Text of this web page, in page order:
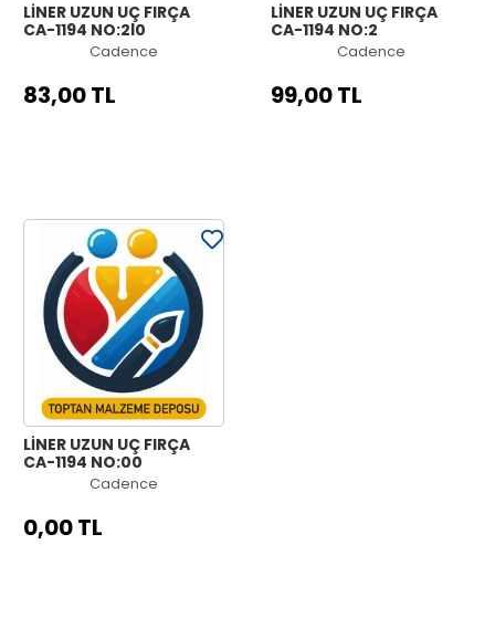
LİNER UZUN UÇ FIRÇA
CA-1194 NO:2|0
Cadence
83,00 TL
LİNER UZUN UÇ FIRÇA
CA-1194 NO:2
Cadence
99,00 TL
LİNER UZUN UÇ FIRÇA
CA-1194 NO:00
Cadence
0,00 TL